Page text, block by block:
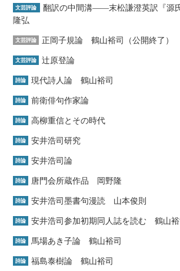
文芸評論
翻訳の中間溝――末松謙澄英訳『源
隆弘
文芸評論 正岡子規論 鶴山裕司（公開終了）
文芸評論 辻原登論
詩論 現代詩人論 鶴山裕司
詩論 前衛俳句作家論
詩論 高柳重信とその時代
詩論 安井浩司研究
詩論 安井浩司論
詩論 唐門会所蔵作品 岡野隆
詩論 安井浩司墨書句漫読 山本俊則
詩論 安井浩司参加初期同人誌を読む 鶴山裕
詩論 馬場あき子論 鶴山裕司
詩論 福島泰樹論 鶴山裕司